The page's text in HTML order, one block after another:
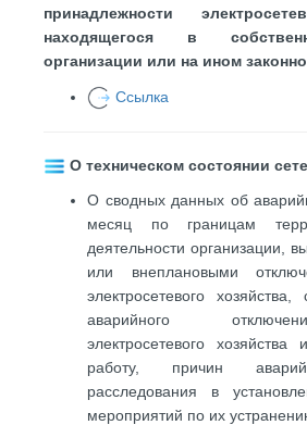
принадлежности
находящегося в
организации или на ином
Ссылка
О техническом состоянии
О сводных данных об
месяц по границам
деятельности организации,
или внеплановыми
электросетевого
аварийного
электросетевого
работу, причин
расследования в
мероприятий по их